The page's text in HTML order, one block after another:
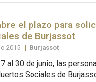
el plazo para
de Burjassot
2015 | Burjassot
al 30 de junio, las
Sociales de